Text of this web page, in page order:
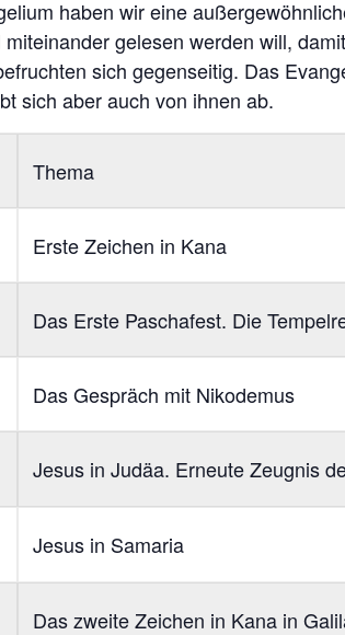
haben wir eine
gelesen werden will,
sich gegenseitig. Das
sich aber auch von ihnen ab.
Thema
Erste Zeichen in Kana
Das Erste Paschafest. Die
Das Gespräch mit Nikodemus
Jesus in Judäa. Erneute Zeugnis
Jesus in Samaria
Das zweite Zeichen in Kana in